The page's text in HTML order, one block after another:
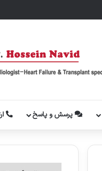
پرسش و پاسخ